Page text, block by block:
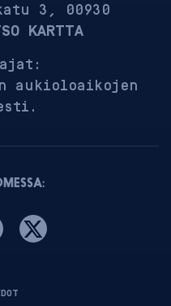
3, 00930
KARTTA
aukioloaikojen